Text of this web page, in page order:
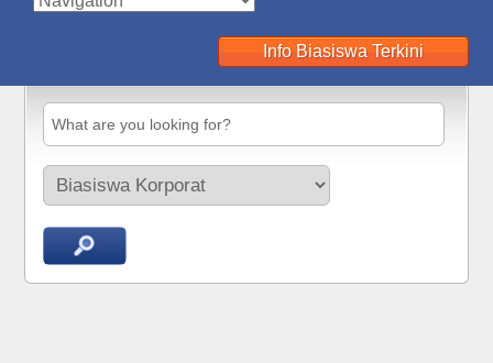
Info Biasiswa Terkini